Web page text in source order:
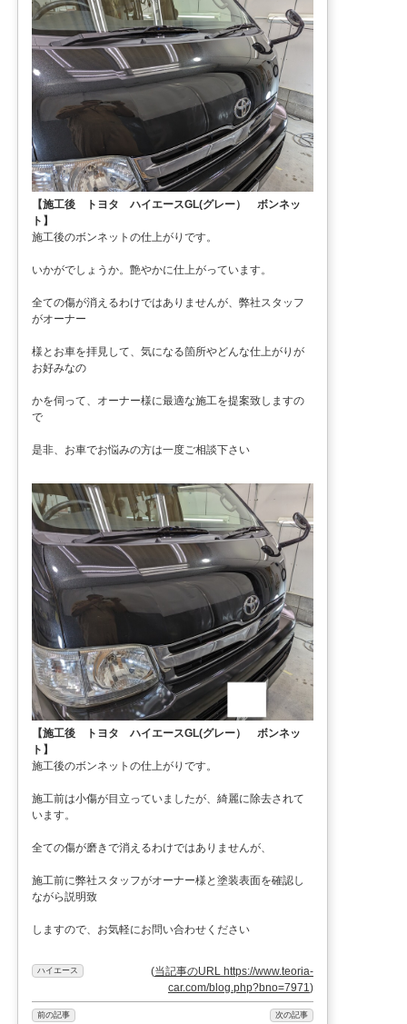
【施工後 トヨタ ハイエースGL(グレー） ボンネッ
ト】
施工後のボンネットの仕上がりです。
いかがでしょうか。艶やかに仕上がっています。
全ての傷が消えるわけではありませんが、弊社スタッフ
がオーナー
様とお車を拝見して、気になる箇所やどんな仕上がりが
お好みなの
かを伺って、オーナー様に最適な施工を提案致しますの
で
是非、お車でお悩みの方は一度ご相談下さい
【施工後 トヨタ ハイエースGL(グレー） ボンネッ
ト】
施工後のボンネットの仕上がりです。
施工前は小傷が目立っていましたが、綺麗に除去されて
います。
全ての傷が磨きで消えるわけではありませんが、
施工前に弊社スタッフがオーナー様と塗装表面を確認し
ながら説明致
しますので、お気軽にお問い合わせください
ハイエース (当記事のURL https://www.teoria-
car.com/blog.php?bno=7971)
前の記事 次の記事